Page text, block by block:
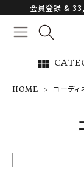
会員登録 &
view_module
NEW ARRIVAL
ARCH
HOME コーディ